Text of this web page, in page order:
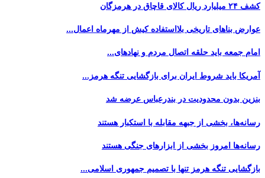
کشف ۲۴ میلیارد ریال کالای قاچاق در هرمزگان
عوارض بناهای تاریخی بلااستفاده کیش از مهرماه اعمال...
امام جمعه باید حلقه اتصال مردم و نهادهای...
آمریکا باید شروط ایران برای بازگشایی تنگه هرمز...
بنزین بدون محدودیت در بندرعباس عرضه شد
رسانه‌ها، بخشی از جبهه مقابله با استکبار هستند
رسانه‌ها امروز بخشی از ابزارهای جنگی هستند
بازگشایی تنگه هرمز تنها با تصمیم جمهوری اسلامی...